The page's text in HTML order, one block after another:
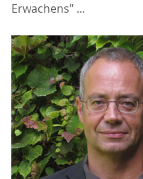
Erwachens" ...